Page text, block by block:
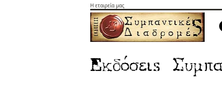
Η εταιρεία μας
Eκδόσειs Σ